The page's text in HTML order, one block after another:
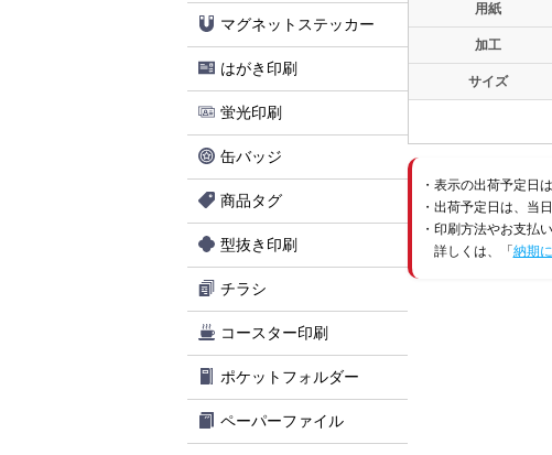
マグネットステッカー
はがき印刷
蛍光印刷
缶バッジ
商品タグ
型抜き印刷
チラシ
コースター印刷
ポケットフォルダー
ペーパーファイル
用紙
加工
サイズ
表示の出荷予定日
出荷予定日は、当
印刷方法やお支払
詳しくは、「 納期